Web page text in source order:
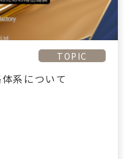
TOPIC
系について